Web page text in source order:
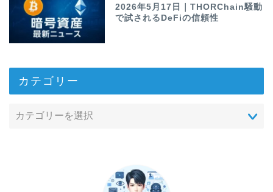
2026年5月17日｜THORChain騒動
で試されるDeFiの信頼性
カテゴリー